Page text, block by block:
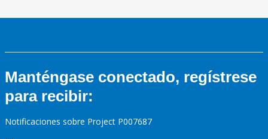
Manténgase conectado, regístrese
para recibir:
Notificaciones sobre Project P007687